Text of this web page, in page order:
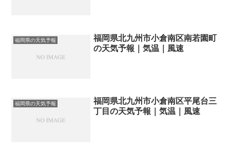
福岡県の天気予報
福岡県北九州市小倉南区南若園町
の天気予報｜気温｜風速
福岡県の天気予報
福岡県北九州市小倉南区平尾台三
丁目の天気予報｜気温｜風速